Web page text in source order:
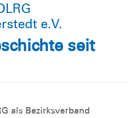
e.V.
seit
als Bezirksverband